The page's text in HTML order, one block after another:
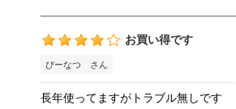
お買い得です
ぴーなつ さん
長年使ってますがトラブル無しです